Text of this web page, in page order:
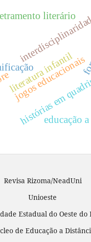
jogos educacionais
histórias em
literário
literatura infantil
educação
Revisa Rizoma/NeadUni
Unioeste
Estadual do Oeste do
de Educação a